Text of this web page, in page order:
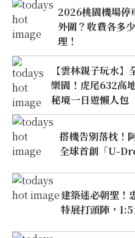
2026桃園機場停
外圍？收費各多
理！
【雲林親子玩水
樂園！虎尾632高
秘境一日遊懶人包
搭機告別落枕！
全球首創「U-
建築迷必朝聖！
特展打頭陣，